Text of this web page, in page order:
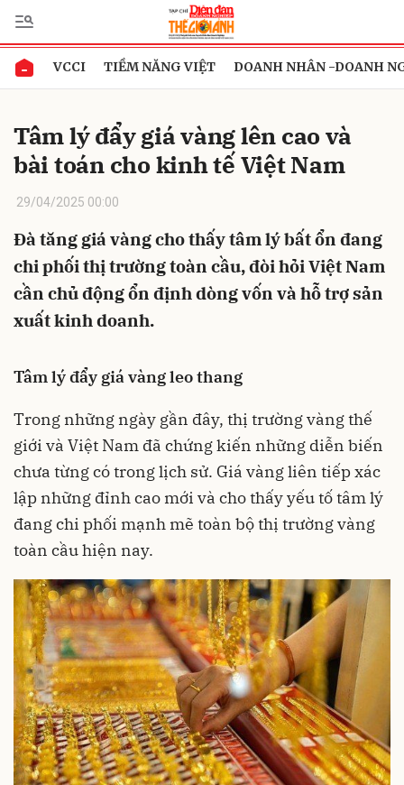
VCCI TIỀM NĂNG VIỆT DOANH NHÂN -DOANH
Tâm lý đẩy giá vàng lên cao và
bài toán cho kinh tế Việt Nam
29/04/2025 00:00
Đà tăng giá vàng cho thấy tâm lý bất ổn đang
chi phối thị trường toàn cầu, đòi hỏi Việt Nam
cần chủ động ổn định dòng vốn và hỗ trợ sản
xuất kinh doanh.
Tâm lý đẩy giá vàng leo thang
Trong những ngày gần đây, thị trường vàng thế
giới và Việt Nam đã chứng kiến những diễn biến
chưa từng có trong lịch sử. Giá vàng liên tiếp xác
lập những đỉnh cao mới và cho thấy yếu tố tâm lý
đang chi phối mạnh mẽ toàn bộ thị trường vàng
toàn cầu hiện nay.
Gửi bình luận
Hủy Gửi